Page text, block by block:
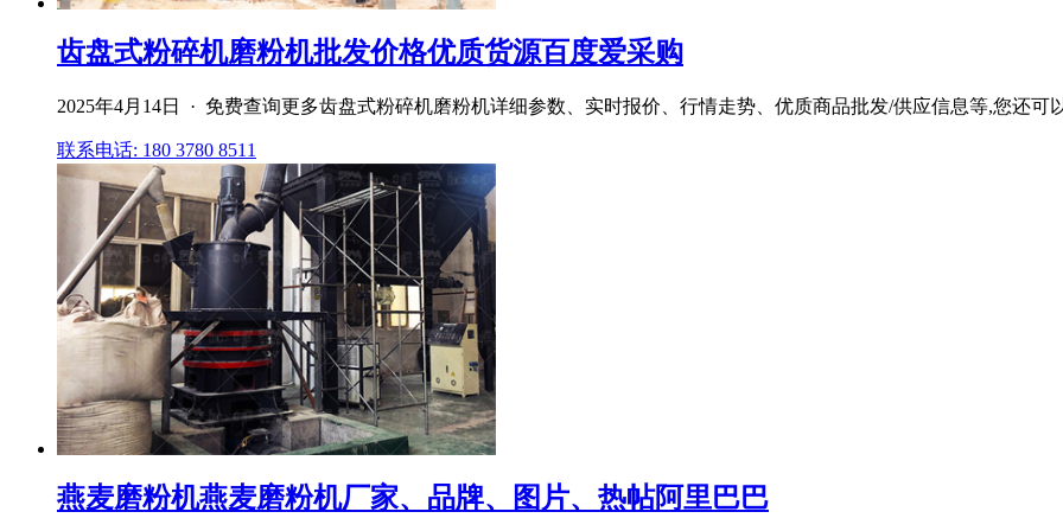
齿盘式粉碎机磨粉机批发价格优质货源百度爱采购
2025年4月14日 · 免费查询更多齿盘式粉碎机磨粉机详细参数、实时报价、行情走势、优质商品批发/供应信息等,您还可
联系电话: 180 3780 8511
燕麦磨粉机燕麦磨粉机厂家、品牌、图片、热帖阿里巴巴